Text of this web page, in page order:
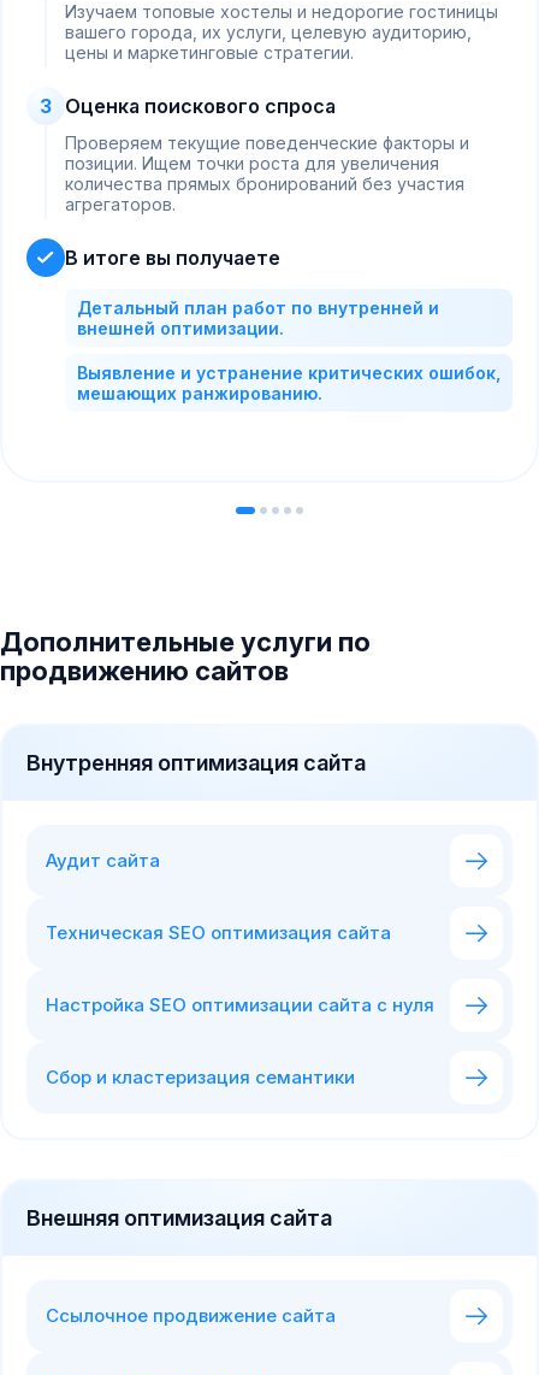
Изучаем топовые хостелы и недорогие гостиницы
вашего города, их услуги, целевую аудиторию,
цены и маркетинговые стратегии.
3 Оценка поискового спроса
Проверяем текущие поведенческие факторы и
позиции. Ищем точки роста для увеличения
количества прямых бронирований без участия
агрегаторов.
В итоге вы получаете
Детальный план работ по внутренней и
внешней оптимизации.
Выявление и устранение критических ошибок,
мешающих ранжированию.
Дополнительные услуги по
продвижению сайтов
Внутренняя оптимизация сайта
Аудит сайта
Техническая SEO оптимизация сайта
Настройка SEO оптимизации сайта с нуля
Сбор и кластеризация семантики
Внешняя оптимизация сайта
Ссылочное продвижение сайта